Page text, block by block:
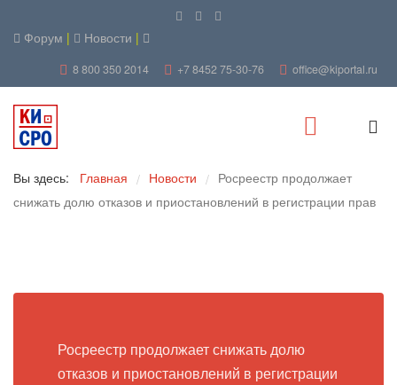
Форум | Новости |
8 800 350 2014 +7 8452 75-30-76 office@kiportal.ru
Вы здесь: Главная / Новости / Росреестр продолжает
снижать долю отказов и приостановлений в регистрации прав
Росреестр продолжает снижать долю
отказов и приостановлений в регистрации